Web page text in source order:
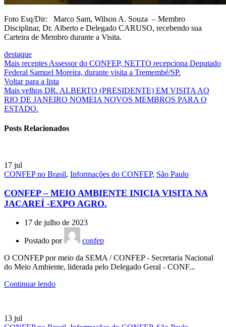
Foto Esq/Dir: Marco Sam, Wilson A. Souza – Membro
Disciplinar, Dr. Alberto e Delegado CARUSO, recebendo sua
Carteira de Membro durante a Visita.
destaque
Mais recentes Assessor do CONFEP, NETTO recepciona Deputado
Federal Samuel Moreira, durante visita a Tremembé/SP.
Voltar para a lista
Mais velhos DR. ALBERTO (PRESIDENTE) EM VISITA AO
RIO DE JANEIRO NOMEIA NOVOS MEMBROS PARA O
ESTADO.
Posts Relacionados
17 jul
CONFEP no Brasil, Informações do CONFEP, São Paulo
CONFEP – MEIO AMBIENTE INICIA VISITA NA
JACAREÍ -EXPO AGRO.
17 de julho de 2023
Postado por
confep
O CONFEP por meio da SEMA / CONFEP - Secretaria Nacional
do Meio Ambiente, liderada pelo Delegado Geral - CONF...
Continuar lendo
13 jul